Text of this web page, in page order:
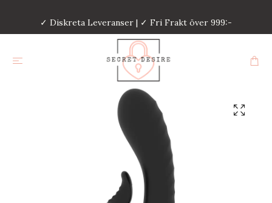
✓ Diskreta Leveranser | ✓ Fri Frakt över 999:-